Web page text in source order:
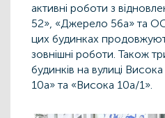
активні роботи з
52», «Джерело 56а» та
цих будинках
зовнішні роботи. Також
будинків на вулиці
10а» та «Висока 10а/1».